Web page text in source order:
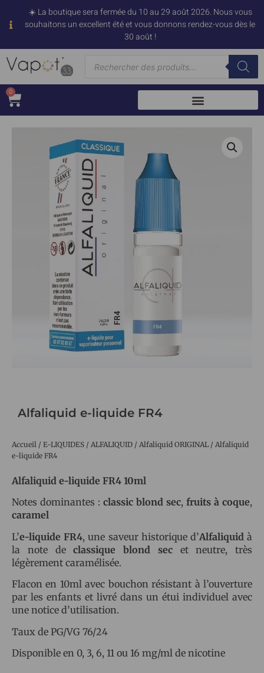
☀️ La boutique sera fermée du 10 au 29 août 2026. Nous vous
souhaitons un excellent été et vous donnons rendez-vous dès le
30 août !
0
Alfaliquid e-liquide FR4
Accueil / E-LIQUIDES / ALFALIQUID / Alfaliquid ORIGINAL / Alfaliquid
e-liquide FR4
Alfaliquid e-liquide FR4 10ml
Notes dominantes : classic blond sec, fruits à coque,
caramel
L’e-liquide FR4, une saveur historique d’Alfaliquid à
la note declassique blond secet neutre, très
légèrement caramélisée.
Flacon en 10ml avec bouchon résistant à l’ouverture
par les enfants et livré dans un étui individuel avec
une notice d’utilisation.
Taux de PG/VG 76/24
Disponible en 0, 3, 6, 11 ou 16 mg/ml de nicotine